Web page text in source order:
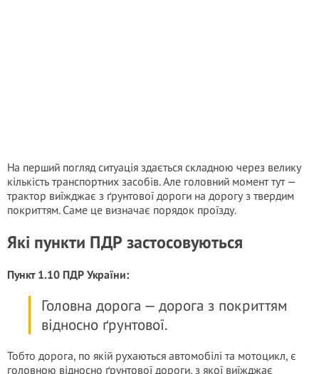
На перший погляд ситуація здається складною через велику
кількість транспортних засобів. Але головний момент тут —
трактор виїжджає з ґрунтової дороги на дорогу з твердим
покриттям. Саме це визначає порядок проїзду.
Які пункти ПДР застосовуються
Пункт 1.10 ПДР України:
Головна дорога — дорога з покриттям
відносно ґрунтової.
Тобто дорога, по якій рухаються автомобілі та мотоцикл, є
головною відносно ґрунтової дороги, з якої виїжджає